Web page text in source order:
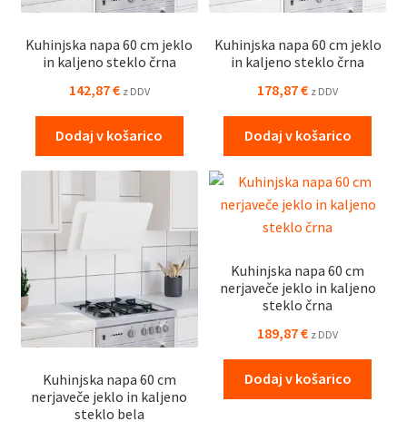
Kuhinjska napa 60 cm jeklo
in kaljeno steklo črna
142,87€ z DDV
Dodaj v košarico
Kuhinjska napa 60 cm jeklo
in kaljeno steklo črna
178,87€ z DDV
Dodaj v košarico
Kuhinjska napa 60 cm
nerjaveče jeklo in kaljeno
steklo bela
Kuhinjska napa 60 cm
nerjaveče jeklo in kaljeno
steklo črna
189,87€ z DDV
Dodaj v košarico